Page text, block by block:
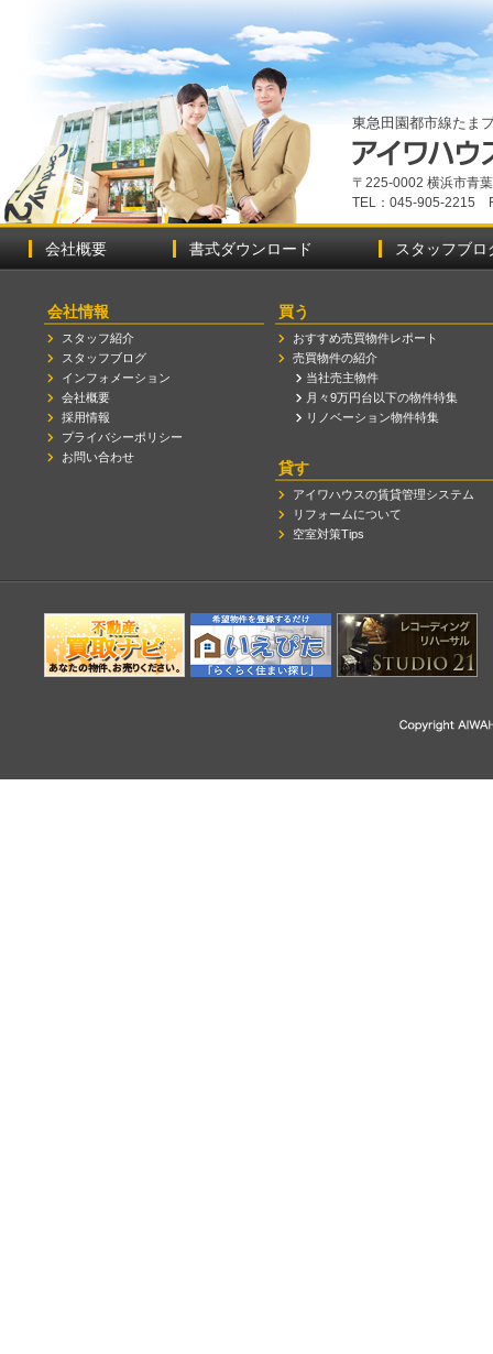
東急田園都市線たま
〒225-0002 横浜市青
TEL：045-905-2215
会社概要 書式ダウンロード スタッフブロ
会社情報
スタッフ紹介
スタッフブログ
インフォメーション
会社概要
採用情報
プライバシーポリシー
お問い合わせ
買う
おすすめ売買物件レポート
売買物件の紹介
当社売主物件
月々9万円台以下の物件特集
リノベーション物件特集
貸す
アイワハウスの賃貸管理システム
リフォームについて
空室対策Tips